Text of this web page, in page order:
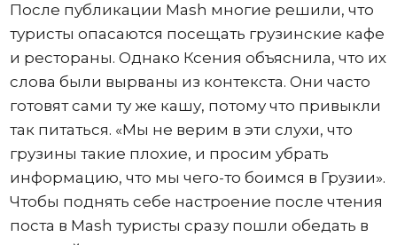
После публикации Mash многие решили, что
туристы опасаются посещать грузинские кафе
и рестораны. Однако Ксения объяснила, что их
слова были вырваны из контекста. Они часто
готовят сами ту же кашу, потому что привыкли
так питаться. «Мы не верим в эти слухи, что
грузины такие плохие, и просим убрать
информацию, что мы чего-то боимся в Грузии».
Чтобы поднять себе настроение после чтения
поста в Mash туристы сразу пошли обедать в